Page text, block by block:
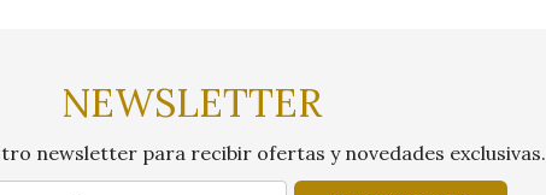
NEWSLETTER
newsletter para recibir ofertas y novedades exclusivas.